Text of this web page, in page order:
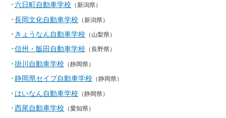
六日町自動車学校 （新潟県）
長岡文化自動車学校 （新潟県）
きょうなん自動車学校 （山梨県）
信州・飯田自動車学校 （長野県）
掛川自動車学校 （静岡県）
静岡県セイブ自動車学校 （静岡県）
はいなん自動車学校 （静岡県）
西尾自動車学校 （愛知県）